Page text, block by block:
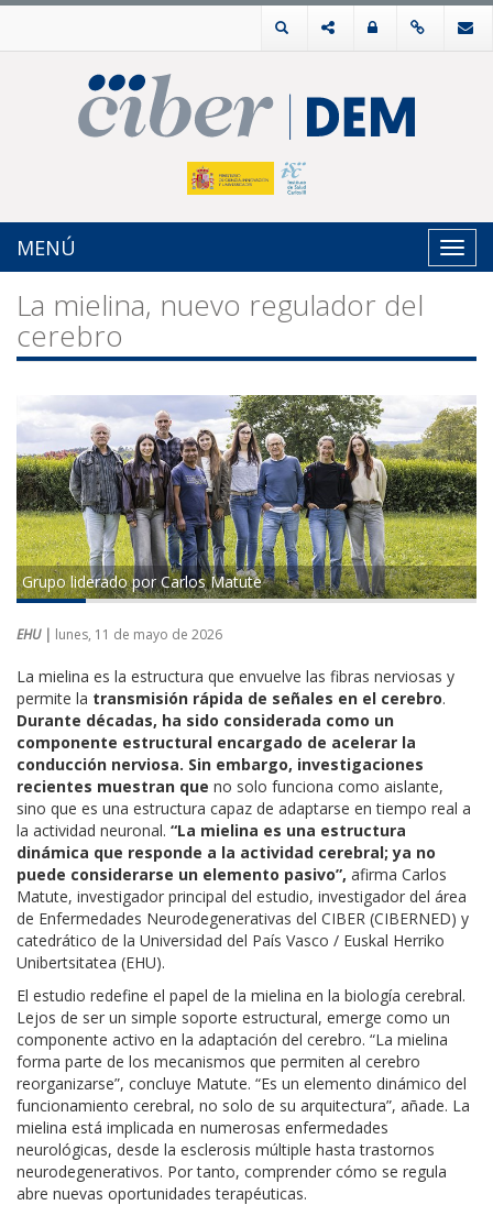
MENÚ
La mielina, nuevo regulador del
cerebro
Grupo liderado por Carlos Matute
EHU | lunes, 11 de mayo de 2026
La mielina es la estructura que envuelve las fibras nerviosas y
permite la transmisión rápida de señales en el cerebro.
Durante décadas, ha sido considerada como un
componente estructural encargado de acelerar la
conducción nerviosa. Sin embargo, investigaciones
recientes muestran que no solo funciona como aislante,
sino que es una estructura capaz de adaptarse en tiempo real a
la actividad neuronal. “La mielina es una estructura
dinámica que responde a la actividad cerebral; ya no
puede considerarse un elemento pasivo”, afirma Carlos
Matute, investigador principal del estudio, investigador del área
de Enfermedades Neurodegenerativas del CIBER (CIBERNED) y
catedrático de la Universidad del País Vasco / Euskal Herriko
Unibertsitatea (EHU).
El estudio redefine el papel de la mielina en la biología cerebral.
Lejos de ser un simple soporte estructural, emerge como un
componente activo en la adaptación del cerebro. “La mielina
forma parte de los mecanismos que permiten al cerebro
reorganizarse”, concluye Matute. “Es un elemento dinámico del
funcionamiento cerebral, no solo de su arquitectura”, añade. La
mielina está implicada en numerosas enfermedades
neurológicas, desde la esclerosis múltiple hasta trastornos
neurodegenerativos. Por tanto, comprender cómo se regula
abre nuevas oportunidades terapéuticas.